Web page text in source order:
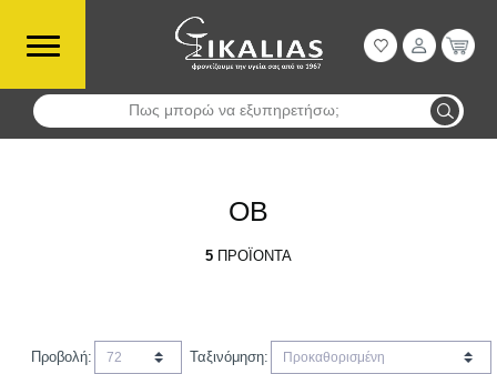
Πως μπορώ να εξυπηρετήσω;
Αναζήτηση
OB
5 ΠΡΟΪΌΝΤΑ
Προβολή: Ταξινόμηση: